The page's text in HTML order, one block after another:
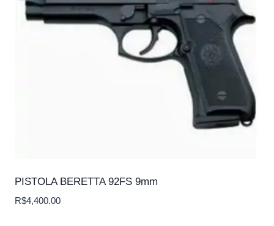
PISTOLA BERETTA 92FS 9mm
R$4,400.00